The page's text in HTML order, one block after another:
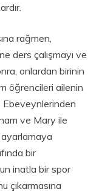
rağmen,
ders çalışmayı ve
onlardan birinin
öğrencileri ailenin
ve Mary ile
ayarlamaya
bir
inatla bir spor
çıkarmasına